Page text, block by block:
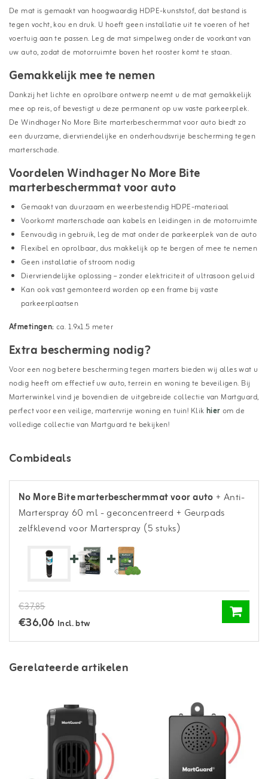
De mat is gemaakt van hoogwaardig HDPE-kunststof, dat bestand is
tegen vocht, kou en druk. U hoeft geen installatie uit te voeren of het
voertuig aan te passen. Leg de mat simpelweg onder de voorkant van
uw auto, zodat de motorruimte boven het rooster komt te staan.
Gemakkelijk mee te nemen
Dankzij het lichte en oprolbare ontwerp neemt u de mat gemakkelijk
mee op reis, of bevestigt u deze permanent op uw vaste parkeerplek.
De Windhager No More Bite marterbeschermmat voor auto biedt zo
een duurzame, diervriendelijke en onderhoudsvrije bescherming tegen
marterschade.
Voordelen Windhager No More Bite
marterbeschermmat voor auto
Gemaakt van duurzaam en weerbestendig HDPE-materiaal
Voorkomt marterschade aan kabels en leidingen in de motorruimte
Eenvoudig in gebruik, leg de mat onder de parkeerplek van de auto
Flexibel en oprolbaar, dus makkelijk op te bergen of mee te nemen
Geen installatie of stroom nodig
Diervriendelijke oplossing – zonder elektriciteit of ultrasoon geluid
Kan ook vast gemonteerd worden op een frame bij vaste
parkeerplaatsen
Afmetingen; ca. 1.9x1.5 meter
Extra bescherming nodig?
Voor een nog betere bescherming tegen marters bieden wij alles wat u
nodig heeft om effectief uw auto, terrein en woning te beveiligen. Bij
Marterwinkel vind je bovendien de uitgebreide collectie van Martguard,
perfect voor een veilige, martervrije woning en tuin! Klikhierom de
volledige collectie van Martguard te bekijken!
Combideals
No More Bite marterbeschermmat voor auto+ Anti-
Marterspray 60 ml - geconcentreerd + Geurpads
zelfklevend voor Marterspray (5 stuks)
€37,85
€36,06 Incl. btw
Gerelateerde artikelen